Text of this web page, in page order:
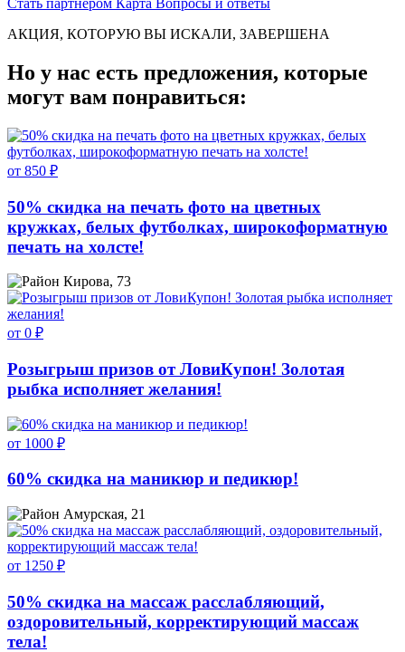
Стать партнером Карта Вопросы и ответы
АКЦИЯ, КОТОРУЮ ВЫ ИСКАЛИ, ЗАВЕРШЕНА
Но у нас есть предложения, которые
могут вам понравиться:
от 850 ₽
50% скидка на печать фото на цветных
кружках, белых футболках, широкоформатную
печать на холсте!
Кирова, 73
от 0 ₽
Розыгрыш призов от ЛовиКупон! Золотая
рыбка исполняет желания!
от 1000 ₽
60% скидка на маникюр и педикюр!
Амурская, 21
от 1250 ₽
50% скидка на массаж расслабляющий,
оздоровительный, корректирующий массаж
тела!